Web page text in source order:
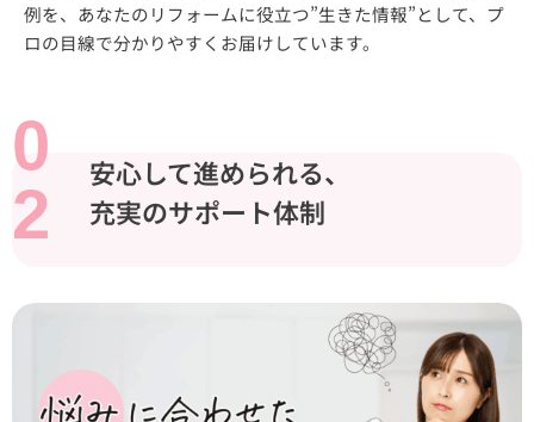
例を、あなたのリフォームに役立つ”生きた情報”として、プ
ロの目線で分かりやすくお届けしています。
0
2
安心して進められる、
充実のサポート体制